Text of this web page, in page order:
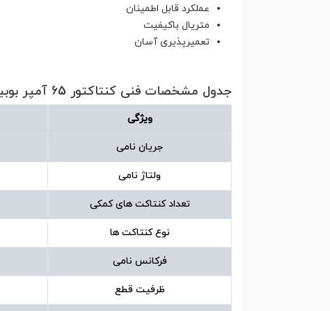
عملکرد قابل اطمینان
متریال باکیفیت
تعمیرپذیری آسان
جدول مشخصات فنی کنتاکتور 65 آمپر بوبین 220 ولت هیوندای مدل HGC65
ویژگی
جریان نامی
ولتاژ نامی
تعداد کنتاکت های کمکی
نوع کنتاکت ها
فرکانس نامی
ظرفیت قطع